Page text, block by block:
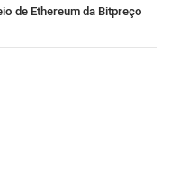
de Ethereum da Bitpreço